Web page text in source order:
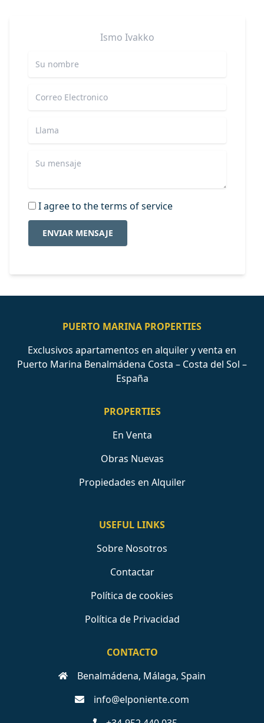
Ismo Ivakko
I agree to the terms of service
ENVIAR MENSAJE
PUERTO MARINA PROPERTIES
Exclusivos apartamentos en alquiler y venta en
Puerto Marina Benalmádena Costa – Costa del Sol –
España
PROPERTIES
En Venta
Obras Nuevas
Propiedades en Alquiler
USEFUL LINKS
Sobre Nosotros
Contactar
Política de cookies
Política de Privacidad
CONTACTO
Benalmádena, Málaga, Spain
info@elponiente.com